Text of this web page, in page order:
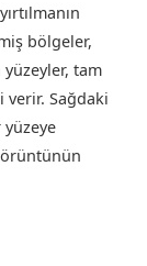
bölgeler,
yüzeyler, tam
verir. Sağdaki